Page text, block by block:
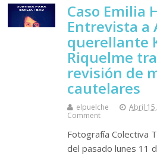
Caso Emilia
Entrevista a
querellante
Riquelme
revisión de
cautelares
elpuelche Abril
Comment
Fotografía Colectiva
del pasado lunes 11